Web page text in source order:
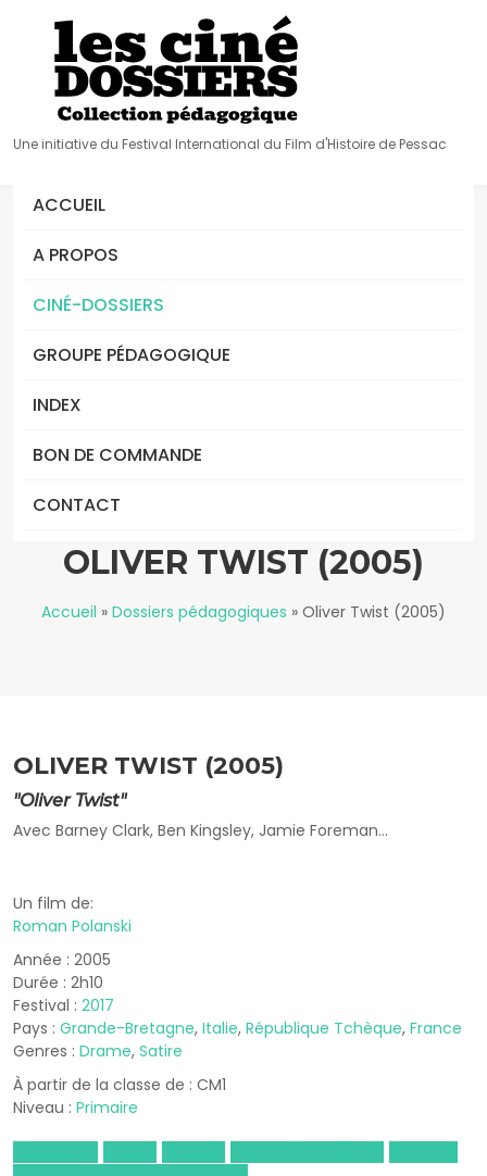
Une initiative du Festival International du Film d'Histoire de Pessac
ACCUEIL
A PROPOS
CINÉ-DOSSIERS
GROUPE PÉDAGOGIQUE
INDEX
BON DE COMMANDE
CONTACT
OLIVER TWIST (2005)
Accueil » Dossiers pédagogiques » Oliver Twist (2005)
OLIVER TWIST (2005)
"Oliver Twist"
Avec Barney Clark, Ben Kingsley, Jamie Foreman...
Un film de:
Roman Polanski
Année : 2005
Durée : 2h10
Festival : 2017
Pays : Grande-Bretagne, Italie, République Tchèque, France
Genres : Drame, Satire
À partir de la classe de : CM1
Niveau : Primaire